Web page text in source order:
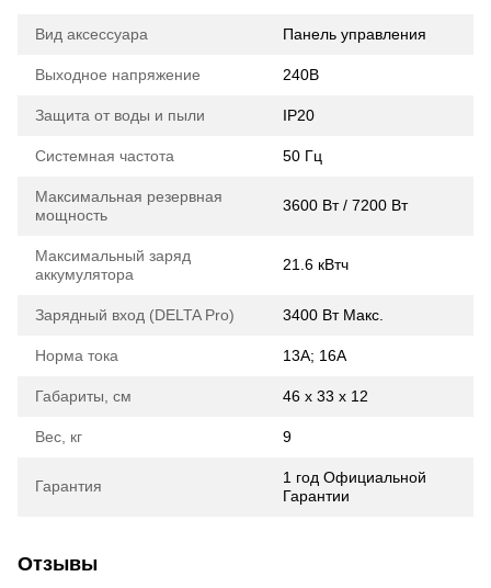
Вид аксессуара Панель управления
Выходное напряжение 240В
Защита от воды и пыли IP20
Системная частота 50 Гц
Максимальная резервная
мощность
3600 Вт / 7200 Вт
Максимальный заряд
аккумулятора
21.6 кВтч
Зарядный вход (DELTA Pro) 3400 Вт Макс.
Норма тока 13A; 16A
Габариты, см 46 х 33 х 12
Вес, кг 9
Гарантия
1 год Официальной
Гарантии
Отзывы